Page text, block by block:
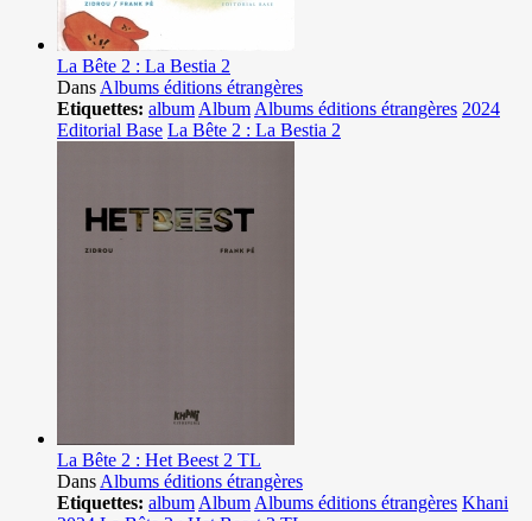
La Bête 2 : La Bestia 2
Dans Albums éditions étrangères
Etiquettes: album Album Albums éditions étrangères 2024
Editorial Base La Bête 2 : La Bestia 2
La Bête 2 : Het Beest 2 TL
Dans Albums éditions étrangères
Etiquettes: album Album Albums éditions étrangères Khani